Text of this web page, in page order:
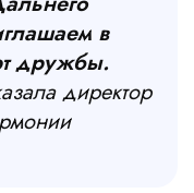
в
дружбы.
директор